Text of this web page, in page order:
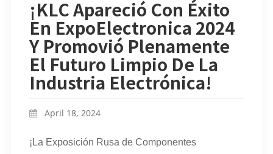
¡KLC Apareció Con Éxito
En ExpoElectronica 2024
Y Promovió Plenamente
El Futuro Limpio De La
Industria Electrónica!
April 18, 2024
¡La Exposición Rusa de Componentes